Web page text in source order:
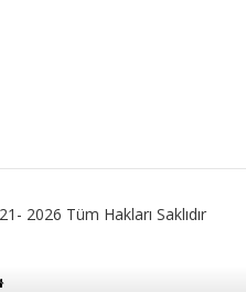
2026 Tüm Hakları Saklıdır